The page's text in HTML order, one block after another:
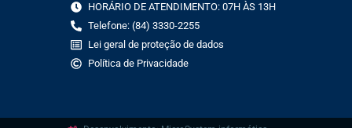
HORÁRIO DE ATENDIMENTO: 07H ÀS 13H
Telefone: (84) 3330-2255
Lei geral de proteção de dados
Política de Privacidade